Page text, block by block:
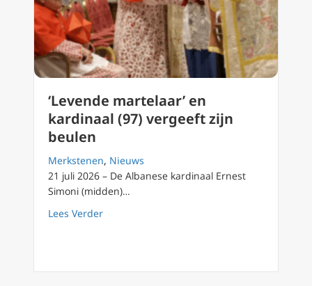
‘Levende martelaar’ en
kardinaal (97) vergeeft zijn
beulen
Merkstenen, Nieuws
21 juli 2026 – De Albanese kardinaal Ernest
Simoni (midden)…
Lees Verderabout ‘Levende martelaar’ en kardinaal